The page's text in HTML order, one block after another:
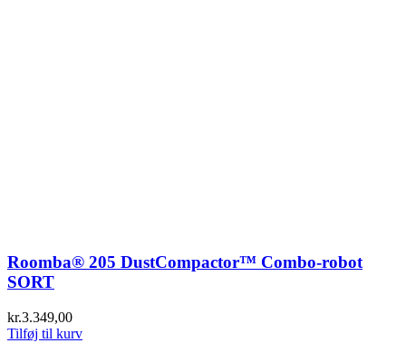
Roomba® 205 DustCompactor™ Combo-robot
SORT
kr.3.349,00
Tilføj til kurv